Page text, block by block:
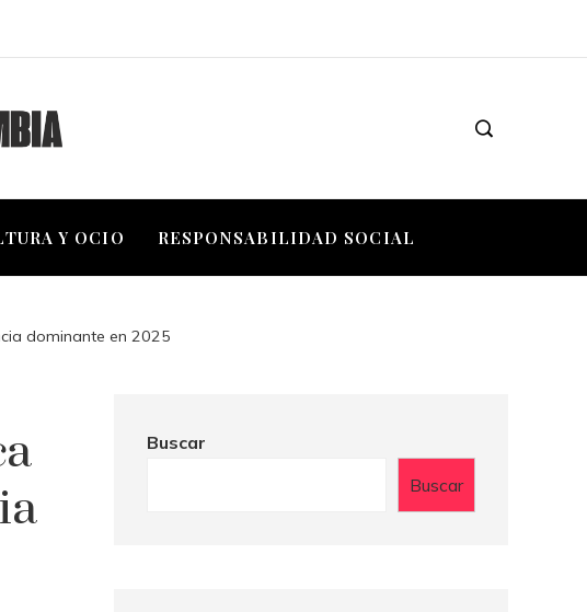
Y OCIO RESPONSABILIDAD SOCIAL
dominante en 2025
Buscar
Buscar